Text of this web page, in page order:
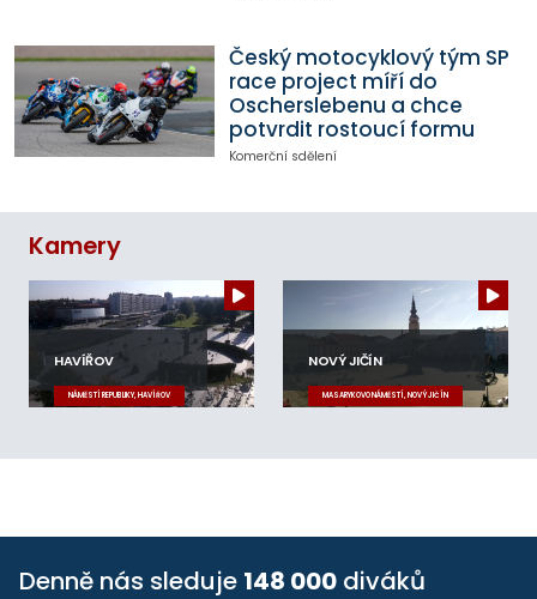
Český motocyklový tým SP
race project míří do
Oscherslebenu a chce
potvrdit rostoucí formu
Komerční sdělení
Kamery
HAVÍŘOV
NÁMĚSTÍ REPUBLIKY, HAVÍŘOV
NOVÝ JIČÍN
MASARYKOVO NÁMĚSTÍ, NOVÝ JIČÍN
Denně nás sleduje 148 000 diváků